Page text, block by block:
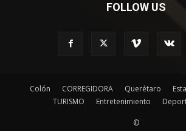
FOLLOW US
Colón CORREGIDORA Querétaro
TURISMO
Entretenimiento
©